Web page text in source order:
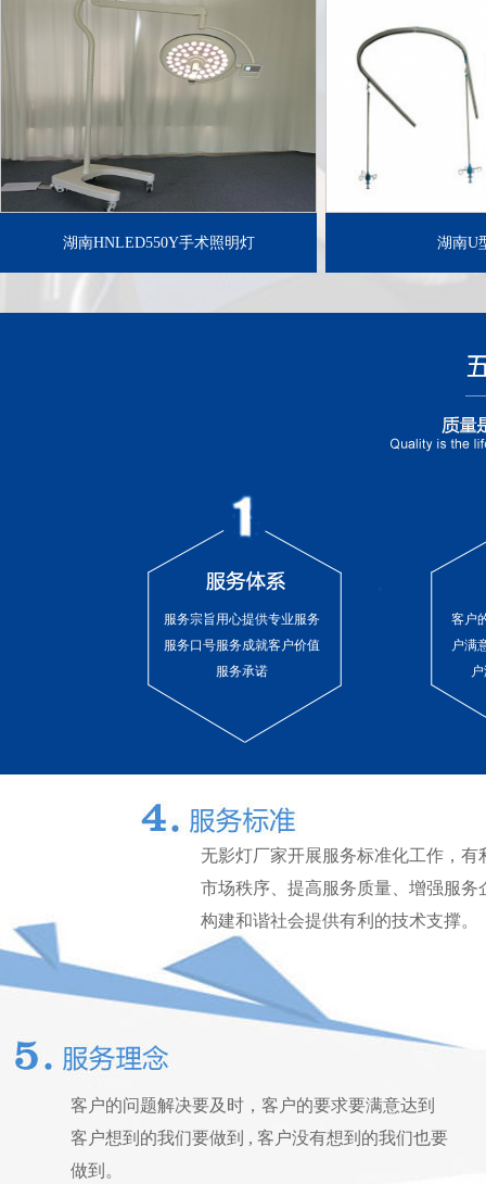
湖南HNLED550Y手术照明灯
了解详情+
湖南U
了
服务宗旨用心提供专业服务
服务口号服务成就客户价值
服务承诺
客户
户满
无影灯厂家开展服务标准化工作，有
市场秩序、提高服务质量、增强服务
构建和谐社会提供有利的技术支撑。
客户的问题解决要及时，客户的要求要满意达到
客户想到的我们要做到 , 客户没有想到的我们也要
做到。